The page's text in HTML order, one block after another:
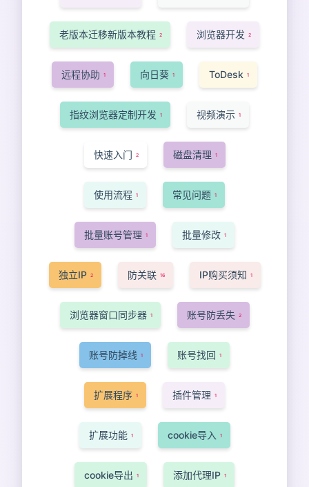
老版本迁移新版本教程 2 浏览器开发 2
远程协助 1 向日葵 1 ToDesk 1
指纹浏览器定制开发 1 视频演示 1
快速入门 2 磁盘清理 1
使用流程 1 常见问题 1
批量账号管理 1 批量修改 1
独立IP 2 防关联 16 IP购买须知 1
浏览器窗口同步器 1 账号防丢失 2
账号防掉线 1 账号找回 1
扩展程序 1 插件管理 1
扩展功能 1 cookie导入 1
cookie导出 1 添加代理IP 1